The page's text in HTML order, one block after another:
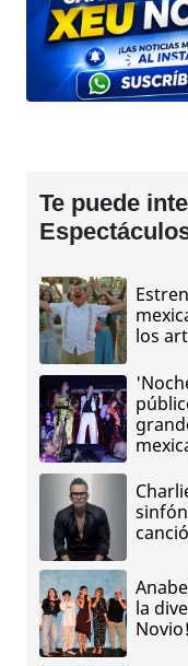
Te puede
los
la
Novio!